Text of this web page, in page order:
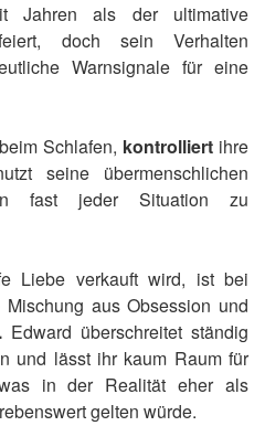
Jahren als der ultimative
doch sein Verhalten
Warnsignale für eine
Schlafen, kontrolliertihre
seine übermenschlichen
fast jeder Situation zu
Liebe verkauft wird, ist bei
aus Obsession und
Edward überschreitet ständig
und lässt ihr kaum Raum für
in der Realität eher als
gelten würde.